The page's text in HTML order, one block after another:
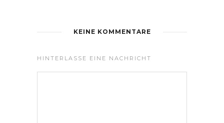
KEINE KOMMENTARE
HINTERLASSE EINE NACHRICHT